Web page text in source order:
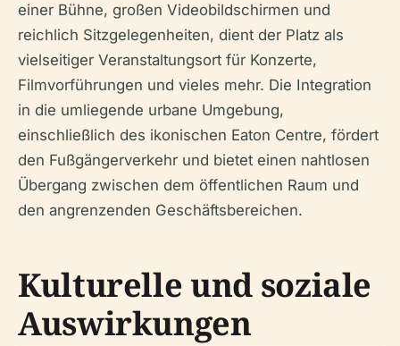
einer Bühne, großen Videobildschirmen und
reichlich Sitzgelegenheiten, dient der Platz als
vielseitiger Veranstaltungsort für Konzerte,
Filmvorführungen und vieles mehr. Die Integration
in die umliegende urbane Umgebung,
einschließlich des ikonischen Eaton Centre, fördert
den Fußgängerverkehr und bietet einen nahtlosen
Übergang zwischen dem öffentlichen Raum und
den angrenzenden Geschäftsbereichen.
Kulturelle und soziale
Auswirkungen